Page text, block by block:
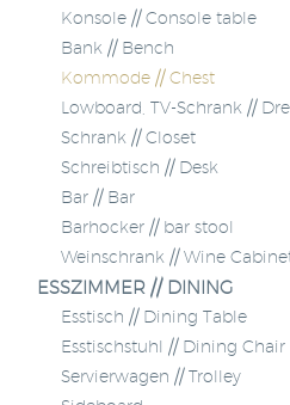
Konsole // Console table
Bank // Bench
Kommode // Chest
Lowboard, TV-Schrank //
Schrank // Closet
Schreibtisch // Desk
Bar // Bar
Barhocker // bar stool
Weinschrank // Wine
ESSZIMMER // DINING
Esstisch // Dining Table
Esstischstuhl // Dining Chair
Servierwagen // Trolley